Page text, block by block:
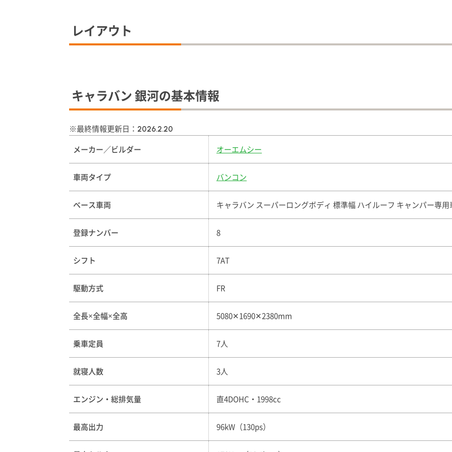
レイアウト
キャラバン 銀河の基本情報
※最終情報更新日： 2026.2.20
メーカー／ビルダー オーエムシー
車両タイプ バンコン
ベース車両 キャラバン スーパーロングボディ 標準幅 ハイルーフ キャンパー専用
登録ナンバー 8
シフト 7AT
駆動方式 FR
全長×全幅×全高 5080✕1690✕2380mm
乗車定員 7人
就寝人数 3人
エンジン・総排気量 直4DOHC・1998cc
最高出力 96kW（130ps）